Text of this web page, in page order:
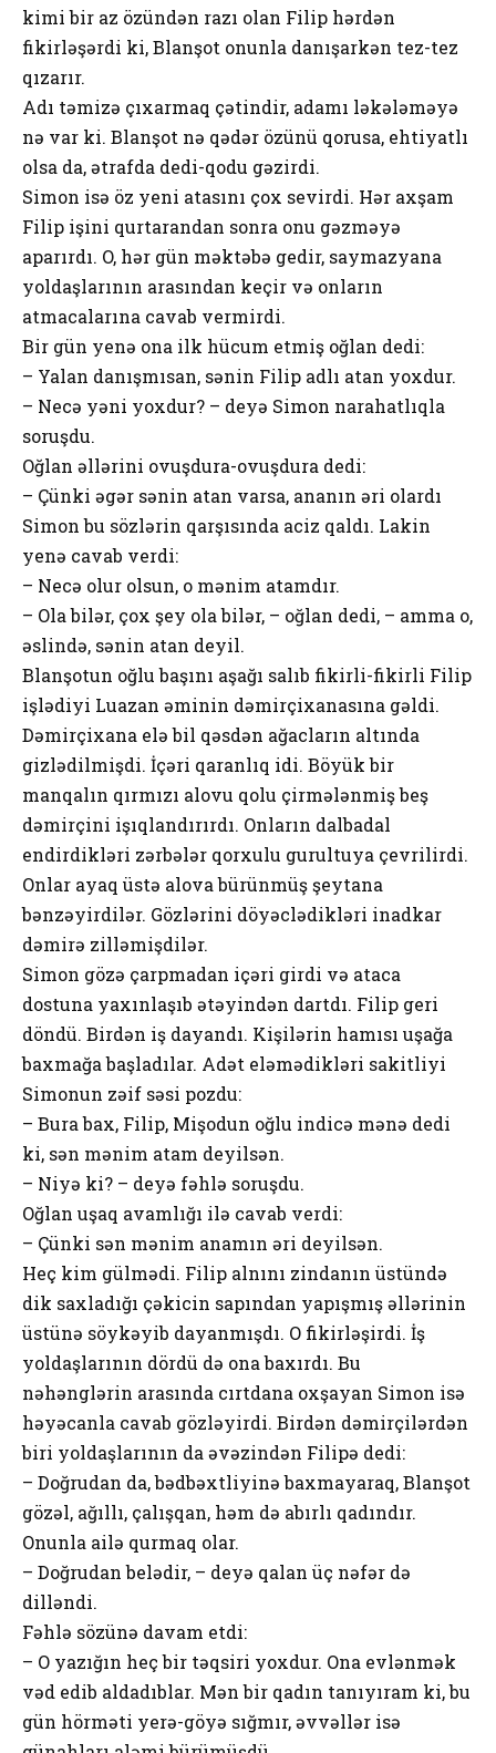
kimi bir az özündən razı olan Filip hərdən
fikirləşərdi ki, Blanşot onunla danışarkən tez-tez
qızarır.
Adı təmizə çıxarmaq çətindir, adamı ləkələməyə
nə var ki. Blanşot nə qədər özünü qorusa, ehtiyatlı
olsa da, ətrafda dedi-qodu gəzirdi.
Simon isə öz yeni atasını çox sevirdi. Hər axşam
Filip işini qurtarandan sonra onu gəzməyə
aparırdı. O, hər gün məktəbə gedir, saymazyana
yoldaşlarının arasından keçir və onların
atmacalarına cavab vermirdi.
Bir gün yenə ona ilk hücum etmiş oğlan dedi:
– Yalan danışmısan, sənin Filip adlı atan yoxdur.
– Necə yəni yoxdur? – deyə Simon narahatlıqla
soruşdu.
Oğlan əllərini ovuşdura-ovuşdura dedi:
– Çünki əgər sənin atan varsa, ananın əri olardı
Simon bu sözlərin qarşısında aciz qaldı. Lakin
yenə cavab verdi:
– Necə olur olsun, o mənim atamdır.
– Ola bilər, çox şey ola bilər, – oğlan dedi, – amma o,
əslində, sənin atan deyil.
Blanşotun oğlu başını aşağı salıb fikirli-fikirli Filip
işlədiyi Luazan əminin dəmirçixanasına gəldi.
Dəmirçixana elə bil qəsdən ağacların altında
gizlədilmişdi. İçəri qaranlıq idi. Böyük bir
manqalın qırmızı alovu qolu çirmələnmiş beş
dəmirçini işıqlandırırdı. Onların dalbadal
endirdikləri zərbələr qorxulu gurultuya çevrilirdi.
Onlar ayaq üstə alova bürünmüş şeytana
bənzəyirdilər. Gözlərini döyəclədikləri inadkar
dəmirə zilləmişdilər.
Simon gözə çarpmadan içəri girdi və ataca
dostuna yaxınlaşıb ətəyindən dartdı. Filip geri
döndü. Birdən iş dayandı. Kişilərin hamısı uşağa
baxmağa başladılar. Adət eləmədikləri sakitliyi
Simonun zəif səsi pozdu:
– Bura bax, Filip, Mişodun oğlu indicə mənə dedi
ki, sən mənim atam deyilsən.
– Niyə ki? – deyə fəhlə soruşdu.
Oğlan uşaq avamlığı ilə cavab verdi:
– Çünki sən mənim anamın əri deyilsən.
Heç kim gülmədi. Filip alnını zindanın üstündə
dik saxladığı çəkicin sapından yapışmış əllərinin
üstünə söykəyib dayanmışdı. O fikirləşirdi. İş
yoldaşlarının dördü də ona baxırdı. Bu
nəhənglərin arasında cırtdana oxşayan Simon isə
həyəcanla cavab gözləyirdi. Birdən dəmirçilərdən
biri yoldaşlarının da əvəzindən Filipə dedi:
– Doğrudan da, bədbəxtliyinə baxmayaraq, Blanşot
gözəl, ağıllı, çalışqan, həm də abırlı qadındır.
Onunla ailə qurmaq olar.
– Doğrudan belədir, – deyə qalan üç nəfər də
dilləndi.
Fəhlə sözünə davam etdi:
– O yazığın heç bir təqsiri yoxdur. Ona evlənmək
vəd edib aldadıblar. Mən bir qadın tanıyıram ki, bu
gün hörməti yerə-göyə sığmır, əvvəllər isə